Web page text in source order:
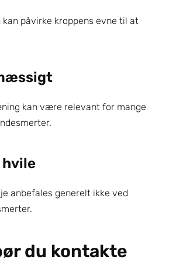
påvirke kroppens evne til at
kan være relevant for mange
hvile
anbefales generelt ikke ved
du kontakte